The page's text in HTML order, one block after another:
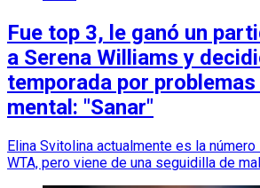
Fue top 3, le ganó un
a Serena Williams y
temporada por problemas
mental: "Sanar"
Elina Svitolina actualmente es la
WTA, pero viene de una seguidilla de